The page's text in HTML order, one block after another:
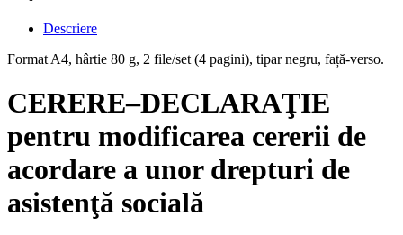
Descriere
Format A4, hârtie 80 g, 2 file/set (4 pagini), tipar negru, față-verso.
CERERE–DECLARAŢIE
pentru modificarea cererii de
acordare a unor drepturi de
asistenţă socială